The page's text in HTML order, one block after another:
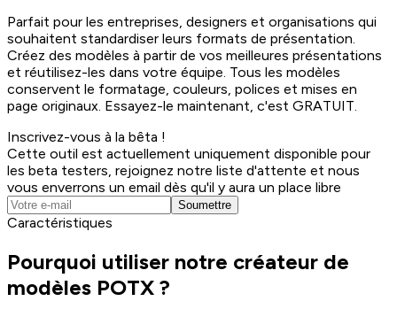
Parfait pour les entreprises, designers et organisations qui
souhaitent standardiser leurs formats de présentation.
Créez des modèles à partir de vos meilleures présentations
et réutilisez-les dans votre équipe. Tous les modèles
conservent le formatage, couleurs, polices et mises en
page originaux. Essayez-le maintenant, c'est GRATUIT.
Inscrivez-vous à la bêta !
Cette outil est actuellement uniquement disponible pour
les beta testers, rejoignez notre liste d'attente et nous
vous enverrons un email dès qu'il y aura un place libre
Soumettre
Caractéristiques
Pourquoi utiliser notre créateur de
modèles POTX ?